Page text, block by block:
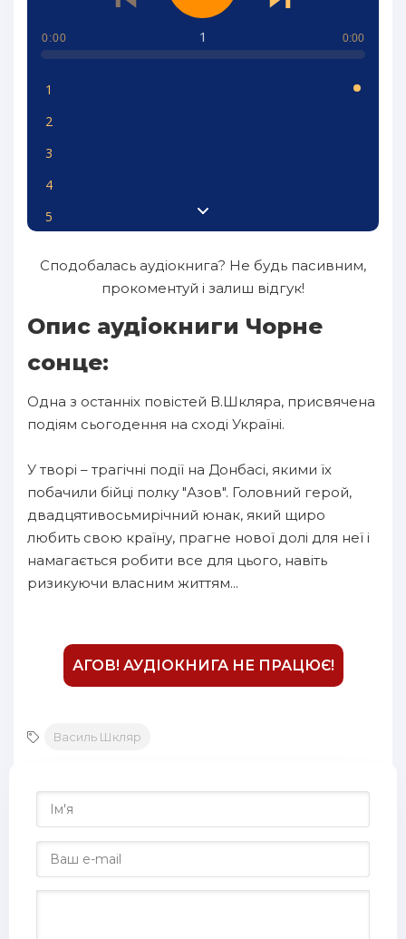
1
0:00 0:00
1
2
3
4
5
10
11
Сподобалась аудіокнига? Не будь пасивним,
прокоментуй і залиш відгук!
Опис аудіокниги Чорне
сонце:
Одна з останніх повістей В.Шкляра, присвячена
подіям сьогодення на сході Україні.
У творі – трагічні події на Донбасі, якими їх
побачили бійці полку "Азов". Головний герой,
двадцятивосьмирічний юнак, який щиро
любить свою країну, прагне нової долі для неї і
намагається робити все для цього, навіть
ризикуючи власним життям...
АГОВ! АУДІОКНИГА НЕ ПРАЦЮЄ!
Василь Шкляр